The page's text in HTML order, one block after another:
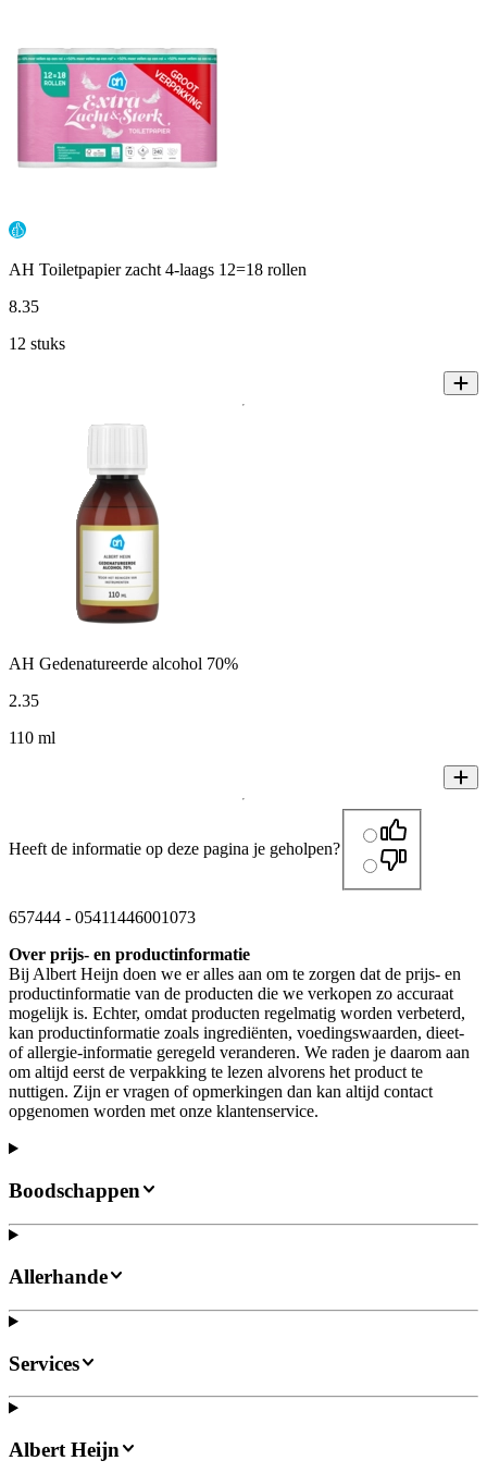
AH Toiletpapier zacht 4-laags 12=18 rollen
8.35
12 stuks
AH Gedenatureerde alcohol 70%
2.35
110 ml
Heeft de informatie op deze pagina je geholpen?
657444 - 05411446001073
Over prijs- en productinformatie
Bij Albert Heijn doen we er alles aan om te zorgen dat de prijs- en
productinformatie van de producten die we verkopen zo accuraat
mogelijk is. Echter, omdat producten regelmatig worden verbeterd,
kan productinformatie zoals ingrediënten, voedingswaarden, dieet-
of allergie-informatie geregeld veranderen. We raden je daarom aan
om altijd eerst de verpakking te lezen alvorens het product te
nuttigen. Zijn er vragen of opmerkingen dan kan altijd contact
opgenomen worden met onze klantenservice.
Boodschappen
Allerhande
Services
Albert Heijn